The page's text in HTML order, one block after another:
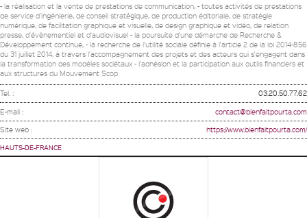
- la réalisation et la vente de prestations de communication, - toutes activités de prestations
de service d'ingénierie, de conseil stratégique, de production éditoriale, de stratégie
numérique, de facilitation graphique et visuelle, de design graphique et vidéo, de relation
presse, d'évènementiel et d'audiovisuel - la poursuite d'une démarche de Recherche &
Développement continue, - la recherche de l'utilité sociale définie à l'article 2 de la loi 2014-856
du 31 juillet 2014, à travers l'accompagnement des projets et des acteurs qui s'engagent dans
la transformation des modèles sociétaux - l'adhésion et la participation aux outils financiers et
aux structures du Mouvement Scop
Tel. : 03.20.50.77.62
E-mail : contact@bienfaitpourta.com
Site web : https://www.bienfaitpourta.com/
HAUTS-DE-FRANCE